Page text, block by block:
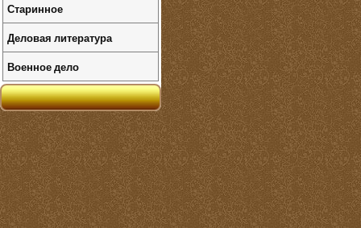
Старинное
Деловая литература
Военное дело